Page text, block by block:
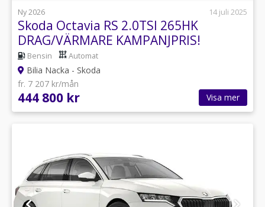
Ny 2026
14 juli 2025
Skoda Octavia RS 2.0TSI 265HK
DRAG/VÄRMARE KAMPANJPRIS!
Bensin Automat
Bilia Nacka - Skoda
fr. 7 207 kr/mån
444 800 kr Visa mer